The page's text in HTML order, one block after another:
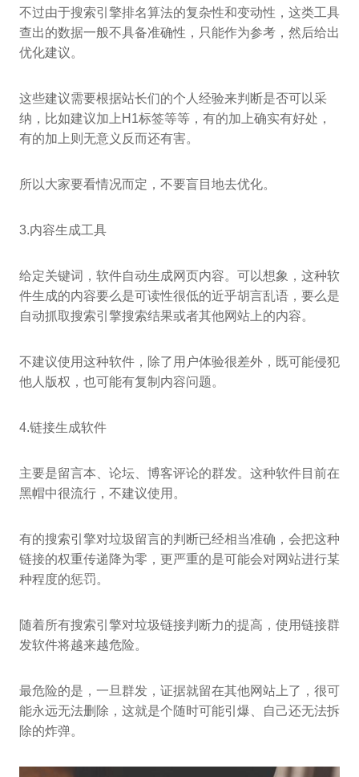
不过由于搜索引擎排名算法的复杂性和变动性，这类工具
查出的数据一般不具备准确性，只能作为参考，然后给出
优化建议。
这些建议需要根据站长们的个人经验来判断是否可以采
纳，比如建议加上H1标签等等，有的加上确实有好处，
有的加上则无意义反而还有害。
所以大家要看情况而定，不要盲目地去优化。
3.内容生成工具
给定关键词，软件自动生成网页内容。可以想象，这种软
件生成的内容要么是可读性很低的近乎胡言乱语，要么是
自动抓取搜索引擎搜索结果或者其他网站上的内容。
不建议使用这种软件，除了用户体验很差外，既可能侵犯
他人版权，也可能有复制内容问题。
4.链接生成软件
主要是留言本、论坛、博客评论的群发。这种软件目前在
黑帽中很流行，不建议使用。
有的搜索引擎对垃圾留言的判断已经相当准确，会把这种
链接的权重传递降为零，更严重的是可能会对网站进行某
种程度的惩罚。
随着所有搜索引擎对垃圾链接判断力的提高，使用链接群
发软件将越来越危险。
最危险的是，一旦群发，证据就留在其他网站上了，很可
能永远无法删除，这就是个随时可能引爆、自己还无法拆
除的炸弹。